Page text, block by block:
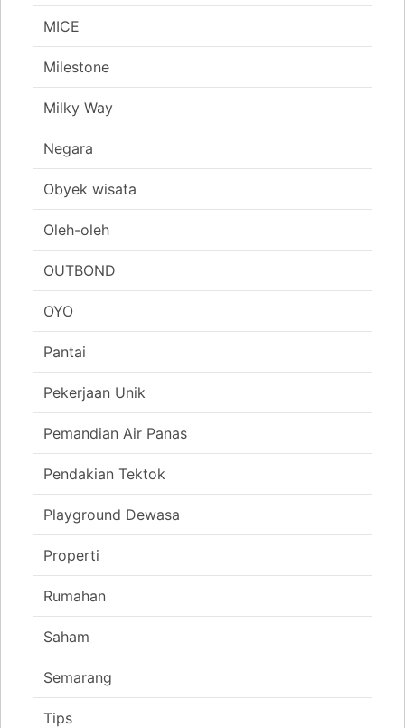
MICE
Milestone
Milky Way
Negara
Obyek wisata
Oleh-oleh
OUTBOND
OYO
Pantai
Pekerjaan Unik
Pemandian Air Panas
Pendakian Tektok
Playground Dewasa
Properti
Rumahan
Saham
Semarang
Tips